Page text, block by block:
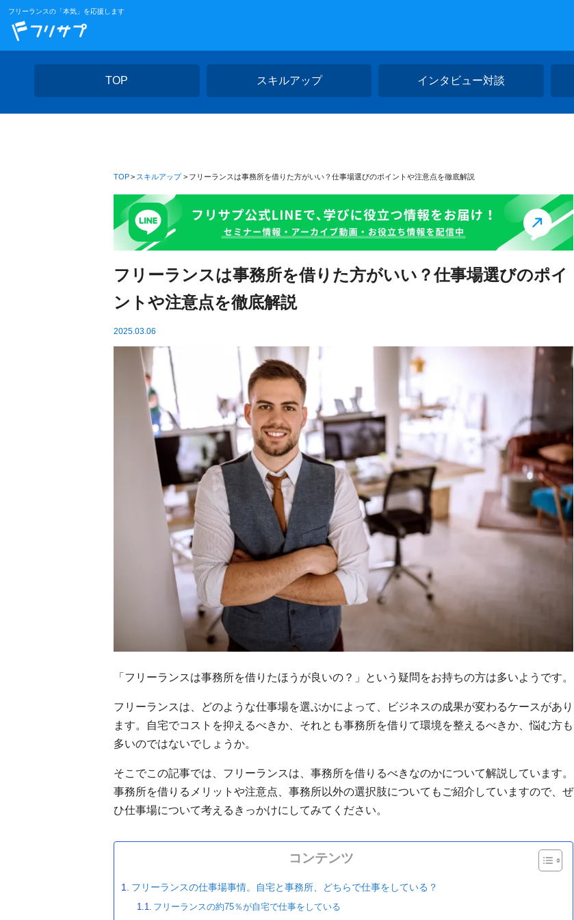
フリーランスの「本気」を応援します
TOP スキルアップ インタビュー対談
TOP スキルアップ フリーランスは事務所を借りた方がいい？仕事場選びのポイントや注意点を徹底解説
フリーランスは事務所を借りた方がいい？仕事場選びのポイ
ントや注意点を徹底解説
2025.03.06
「フリーランスは事務所を借りたほうが良いの？」という疑問をお持ちの方は多いようです。
フリーランスは、どのような仕事場を選ぶかによって、ビジネスの成果が変わるケースがあり
ます。自宅でコストを抑えるべきか、それとも事務所を借りて環境を整えるべきか、悩む方も
多いのではないでしょうか。
そこでこの記事では、フリーランスは、事務所を借りるべきなのかについて解説しています。
事務所を借りるメリットや注意点、事務所以外の選択肢についてもご紹介していますので、ぜ
ひ仕事場について考えるきっかけにしてみてください。
コンテンツ
フリーランスの仕事場事情。自宅と事務所、どちらで仕事をしている？
フリーランスの約75％が自宅で仕事をしている